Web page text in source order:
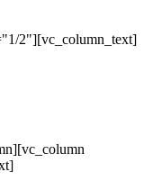
2"][vc_column_text]